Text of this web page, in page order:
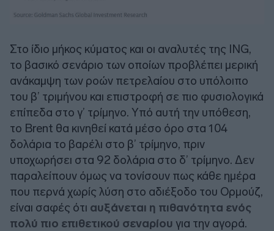
Στο ίδιο μήκος κύματος και οι αναλυτές της ING,
το βασικό σενάριο των οποίων προβλέπει μερική
ανάκαμψη των ροών πετρελαίου στο υπόλοιπο
του β’ τριμήνου και επιστροφή σε πιο φυσιολογικά
επίπεδα στο γ’ τρίμηνο. Υπό αυτή την υπόθεση,
το Brent θα κινηθεί κατά μέσο όρο στα 104
δολάρια το βαρέλι στο β’ τρίμηνο, πριν
υποχωρήσει στα 92 δολάρια στο δ’ τρίμηνο. Δεν
παραλείπουν όμως να τονίσουν πως κάθε ημέρα
που περνά χωρίς λύση στο αδιέξοδο του Ορμούζ,
είναι σαφές ότι αυξάνεται η πιθανότητα ενός
πολύ πιο επιθετικού σεναρίου για την αγορά.